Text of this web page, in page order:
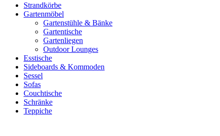
Strandkörbe
Gartenmöbel
Gartenstühle & Bänke
Gartentische
Gartenliegen
Outdoor Lounges
Esstische
Sideboards & Kommoden
Sessel
Sofas
Couchtische
Schränke
Teppiche